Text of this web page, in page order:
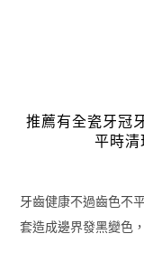
推薦有全瓷牙冠
平時清
牙齒健康不過齒色不
套造成邊界發黑變色